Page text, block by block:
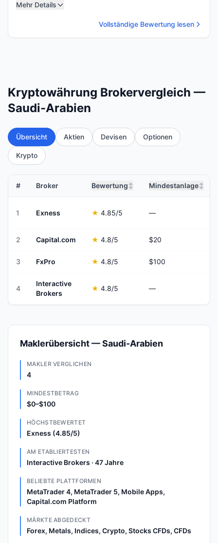
Mehr Details
Vollständige Bewertung lesen
Kryptowährung Brokervergleich —
Saudi-Arabien
Übersicht Aktien Devisen Optionen
Krypto
# Broker Bewertung ↕ Mindestanlage↕
1 Exness ★ 4.85/5 —
2 Capital.com ★ 4.8/5 $20
3 FxPro ★ 4.8/5 $100
4
Interactive
Brokers
★ 4.8/5 —
Maklerübersicht — Saudi-Arabien
MAKLER VERGLICHEN
4
MINDESTBETRAG
$0–$100
HÖCHSTBEWERTET
Exness (4.85/5)
AM ETABLIERTESTEN
Interactive Brokers · 47 Jahre
BELIEBTE PLATTFORMEN
MetaTrader 4, MetaTrader 5, Mobile Apps,
Capital.com Platform
MÄRKTE ABGEDECKT
Forex, Metals, Indices, Crypto, Stocks CFDs, CFDs